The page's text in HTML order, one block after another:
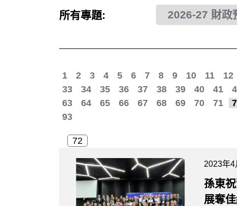
所有專題: 2026-27 財政
1 2 3 4 5 6 7 8 9 10 11 12
33
34 35 36 37 38 39 40 41
63
64 65 66 67 68 69 70 71
93
2023年4
孫東
展奪